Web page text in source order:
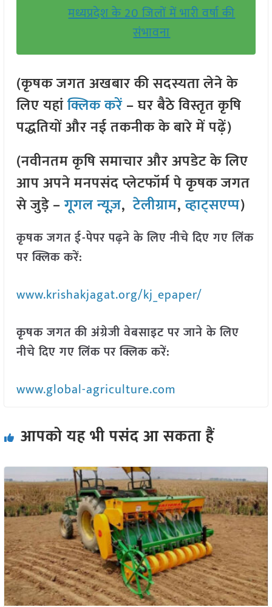
मध्यप्रदेश के 20 जिलों में भारी वर्षा की
संभावना
(कृषक जगत अखबार की सदस्यता लेने के
लिए यहांक्लिक करें– घर बैठे विस्तृत कृषि
पद्धतियों और नई तकनीक के बारे में पढ़ें)
(नवीनतम कृषि समाचार और अपडेट के लिए
आप अपने मनपसंद प्लेटफॉर्म पे कृषक जगत
से जुड़े –गूगल न्यूज़,टेलीग्राम,व्हाट्सएप्प)
कृषक जगत ई-पेपर पढ़ने के लिए नीचे दिए गए लिंक
पर क्लिक करें:
www.krishakjagat.org/kj_epaper/
कृषक जगत की अंग्रेजी वेबसाइट पर जाने के लिए
नीचे दिए गए लिंक पर क्लिक करें:
www.global-agriculture.com
आपको यह भी पसंद आ सकता हैं